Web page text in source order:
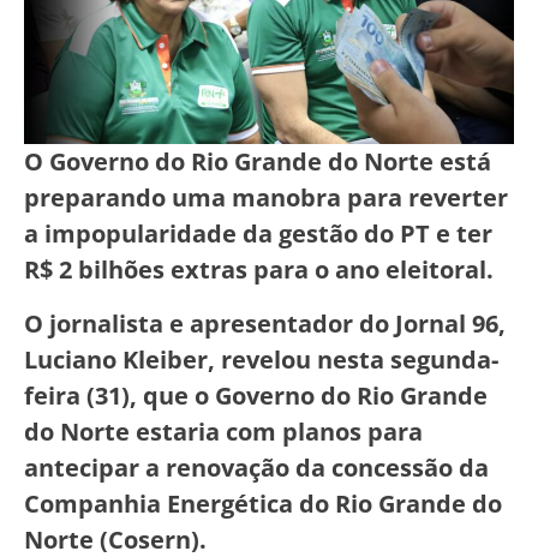
O Governo do Rio Grande do Norte está
preparando uma manobra para reverter
a impopularidade da gestão do PT e ter
R$ 2 bilhões extras para o ano eleitoral.
O jornalista e apresentador do Jornal 96,
Luciano Kleiber, revelou nesta segunda-
feira (31), que o Governo do Rio Grande
do Norte estaria com planos para
antecipar a renovação da concessão da
Companhia Energética do Rio Grande do
Norte (Cosern).